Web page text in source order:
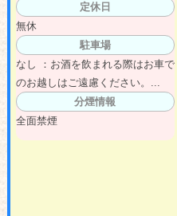
定休日
無休
駐車場
なし ：お酒を飲まれる際はお車で
のお越しはご遠慮ください。...
分煙情報
全面禁煙